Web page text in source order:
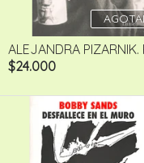
ALEJANDRA PIZARNIK.
$24.000